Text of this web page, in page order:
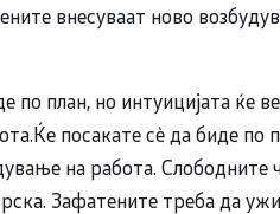
внесуваат ново
по план, но интуицијата ќе
посакате сè да биде по
на работа. Слободните
Зафатените треба да